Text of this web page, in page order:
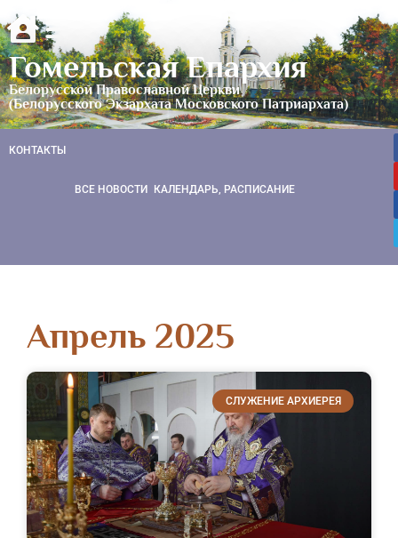
Гомельская Епархия
Белорусской Православной Церкви
(Белорусского Экзархата Московского Патриархата)
КОНТАКТЫ
ВСЕ НОВОСТИ КАЛЕНДАРЬ, РАСПИСАНИЕ
Апрель 2025
СЛУЖЕНИЕ АРХИЕРЕЯ